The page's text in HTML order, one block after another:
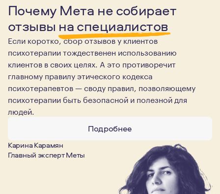
Почему Мета не собирает
отзывы на специалистов
Если коротко, сбор отзывов у клиентов
психотерапии тождественен использованию
клиентов в своих целях. А это противоречит
главному правилу этического кодекса
психотерапевтов — своду правил, позволяющему
психотерапии быть безопасной и полезной для
людей.
Подробнее
Карина Карамян
Главный эксперт Меты